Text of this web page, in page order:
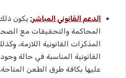
الدعم القانوني المباشر: يكون
المحاكمة والتحقيقات مع
المذكرات القانونية اللازمة،
القانونية المناسبة في حالة
عليها بكافة طرق الطعن المتاحة.